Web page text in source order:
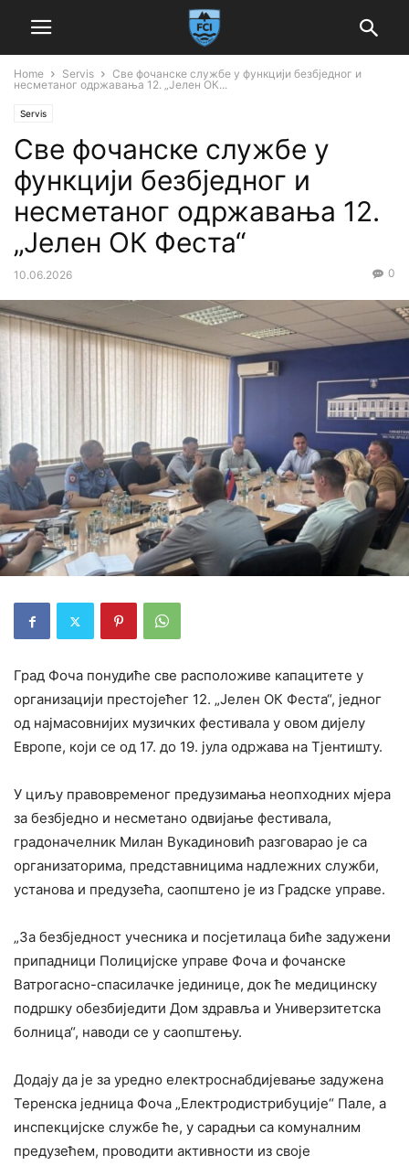
Home Servis
Све фочанске службе у функцији безбједног и
несметаног одржавања 12. „Јелен ОК...
Servis
Све фочанске службе у
функцији безбједног и
несметаног одржавања 12.
„Јелен ОК Феста“
10.06.2026 0
Град Фоча понудиће све расположиве капацитете у
организацији престојећег 12. „Јелен ОК Феста“, једног
од најмасовнијих музичких фестивала у овом дијелу
Европе, који се од 17. до 19. јула одржава на Тјентишту.
У циљу правовременог предузимања неопходних мјера
за безбједно и несметано одвијање фестивала,
градоначелник Милан Вукадиновић разговарао је са
организаторима, представницима надлежних служби,
установа и предузећа, саопштено је из Градске управе.
„За безбједност учесника и посјетилаца биће задужени
припадници Полицијске управе Фоча и фочанске
Ватрогасно-спасилачке јединице, док ће медицинску
подршку обезбиједити Дом здравља и Универзитетска
болница“, наводи се у саопштењу.
Додају да је за уредно електроснабдијевање задужена
Теренска једница Фоча „Електродистрибуције“ Пале, а
инспекцијске службе ће, у сарадњи са комуналним
предузећем, проводити активности из своје